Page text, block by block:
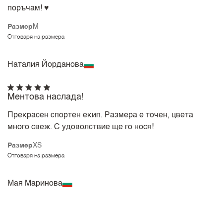
Размер M
Отговаря на размера
поръчам! ♥️
Наталия Йорданова
РазмерXS
Отговаря на размера
Ментова наслада!
Прекрасен спортен екип. Размера е точен, цвета
много свеж. С удоволствие ще го нося!
Мая Маринова